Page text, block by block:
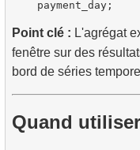
Point clé : L'agrégat
fenêtre sur des
bord de séries
Quand